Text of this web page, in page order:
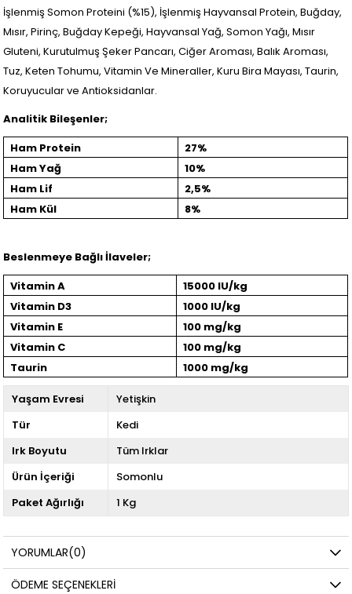
İşlenmiş Somon Proteini (%15), İşlenmiş Hayvansal Protein, Buğday,
Mısır, Pirinç, Buğday Kepeği, Hayvansal Yağ, Somon Yağı, Mısır
Gluteni, Kurutulmuş Şeker Pancarı, Ciğer Aroması, Balık Aroması,
Tuz, Keten Tohumu, Vitamin Ve Mineraller, Kuru Bira Mayası, Taurin,
Koruyucular ve Antioksidanlar.
Analitik Bileşenler;
Ham Protein
27%
Ham Yağ
10%
Ham Lif
2,5%
Ham Kül
8%
Beslenmeye Bağlı İlaveler;
Vitamin A
15000 IU/kg
Vitamin D3
1000 IU/kg
Vitamin E
100 mg/kg
Vitamin C
100 mg/kg
Taurin
1000 mg/kg
Yaşam Evresi
Yetişkin
Tür
Kedi
Irk Boyutu
Tüm Irklar
Ürün İçeriği
Somonlu
Paket Ağırlığı
1 Kg
YORUMLAR(0)
ÖDEME SEÇENEKLERI